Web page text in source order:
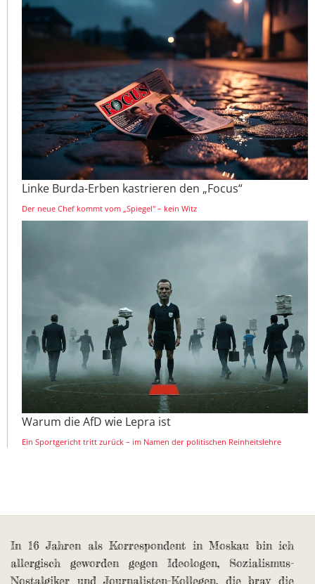
Linke Burda-Erben kastrieren den „Focus“
Der neue Chef kommt vom „Spiegel" – kein Witz
Warum die AfD wie Lepra ist
Ein Sportgericht tritt zurück – im Namen der politischen Reinheitslehre
In 16 Jahren als Korrespondent in Moskau bin ich
allergisch geworden gegen Ideologen, Sozialismus-
Nostalgiker und Journalisten-Kollegen, die brav die